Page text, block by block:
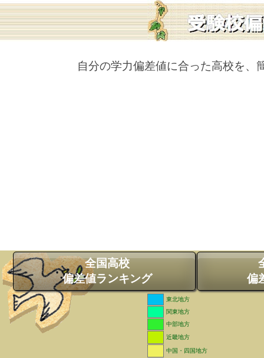
自分の学力偏差値に合った高校を、
全国高校
偏差値ランキング
偏
東北地方
関東地方
中部地方
近畿地方
中国・四国地方